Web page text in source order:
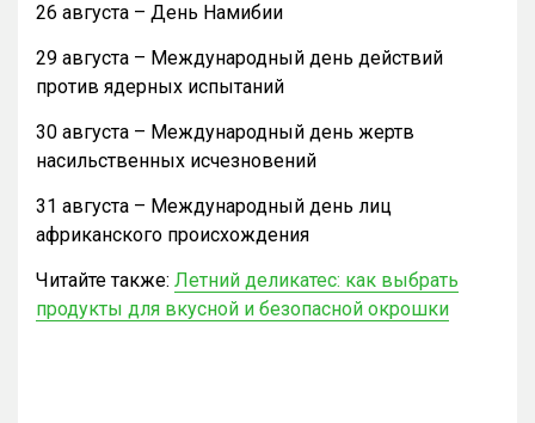
26 августа – День Намибии
29 августа – Международный день действий
против ядерных испытаний
30 августа – Международный день жертв
насильственных исчезновений
31 августа – Международный день лиц
африканского происхождения
Читайте также: Летний деликатес: как выбрать
продукты для вкусной и безопасной окрошки